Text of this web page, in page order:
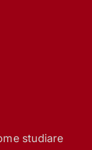
studiare